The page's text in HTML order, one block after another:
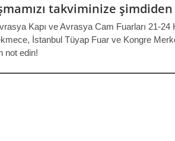
takviminize
Kapı ve Avrasya Cam Fuarları 21-24
İstanbul Tüyap Fuar ve Kongre
not edin!